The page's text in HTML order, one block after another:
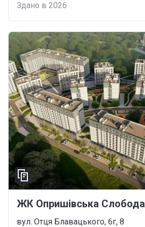
Здано в 2026
ЖК Опришівська Слобода
вул. Отця Блавацького, 6г, 8